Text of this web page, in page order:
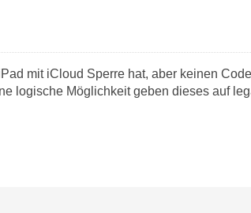
mit iCloud Sperre hat, aber keinen
logische Möglichkeit geben dieses auf